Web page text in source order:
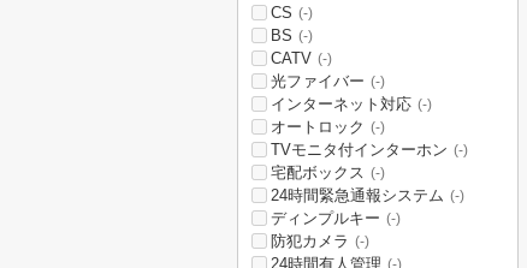
CS (-)
BS (-)
CATV (-)
光ファイバー (-)
インターネット対応 (-)
オートロック (-)
TVモニタ付インターホン (-)
宅配ボックス (-)
24時間緊急通報システム (-)
ディンプルキー (-)
防犯カメラ (-)
24時間有人管理 (-)